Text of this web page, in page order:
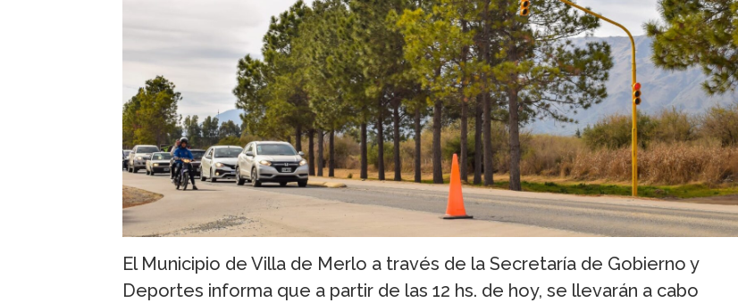
El Municipio de Villa de Merlo a través de la Secretaría de Gobierno y
Deportes informa que a partir de las 12 hs. de hoy, se llevarán a cabo